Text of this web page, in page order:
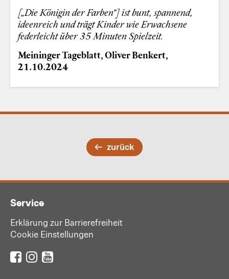
[„Die Königin der Farben“] ist bunt, spannend,
ideenreich und trägt Kinder wie Erwachsene
federleicht über 35 Minuten Spielzeit.
Meininger Tageblatt, Oliver Benkert,
21.10.2024
zurück
Service
Erklärung zur Barrierefreiheit
Cookie Einstellungen